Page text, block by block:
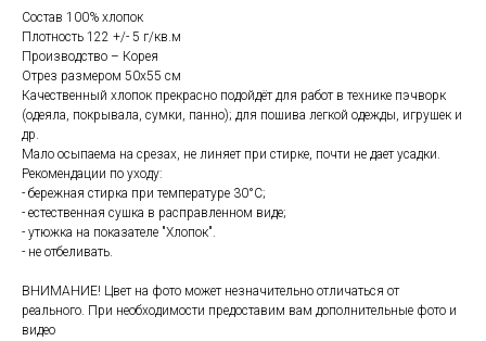
Состав 100% хлопок
Плотность 122 +/- 5 г/кв.м
Производство – Корея
Отрез размером 50х55 см
Качественный хлопок прекрасно подойдёт для работ в технике пэчворк
(одеяла, покрывала, сумки, панно); для пошива легкой одежды, игрушек и
др.
Мало осыпаема на срезах, не линяет при стирке, почти не дает усадки.
Рекомендации по уходу:
- бережная стирка при температуре 30°С;
- естественная сушка в расправленном виде;
- утюжка на показателе "Хлопок".
- не отбеливать.
ВНИМАНИЕ! Цвет на фото может незначительно отличаться от
реального. При необходимости предоставим вам дополнительные фото и
видео